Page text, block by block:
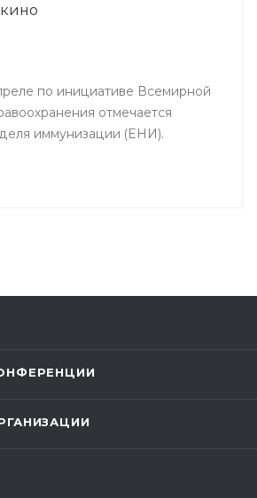
по инициативе Всемирной
отмечается
иммунизации (ЕНИ).